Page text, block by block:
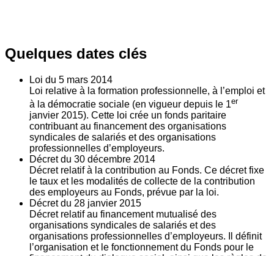
Quelques dates clés
Loi du 5 mars 2014
Loi relative à la formation professionnelle, à l’emploi et
à la démocratie sociale (en vigueur depuis le 1er
janvier 2015). Cette loi crée un fonds paritaire
contribuant au financement des organisations
syndicales de salariés et des organisations
professionnelles d’employeurs.
Décret du 30 décembre 2014
Décret relatif à la contribution au Fonds. Ce décret fixe
le taux et les modalités de collecte de la contribution
des employeurs au Fonds, prévue par la loi.
Décret du 28 janvier 2015
Décret relatif au financement mutualisé des
organisations syndicales de salariés et des
organisations professionnelles d’employeurs. Il définit
l’organisation et le fonctionnement du Fonds pour le